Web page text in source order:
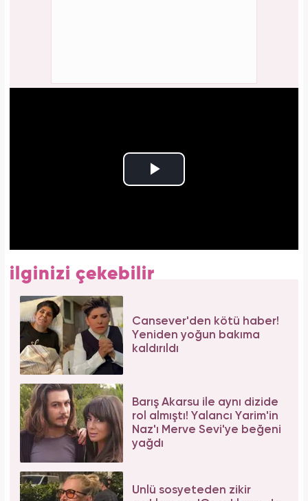
ilginizi çekebilir
Cansever'den kötü haber!
Yeniden yoğun bakıma
kaldırıldı
Barış Akarsu ile aynı dizide
rol almıştı! Yalancı Yarim'in
Naz'ı Merve Sevi'ye beğeni
yağdı
Ünlü sosyeteden zikir